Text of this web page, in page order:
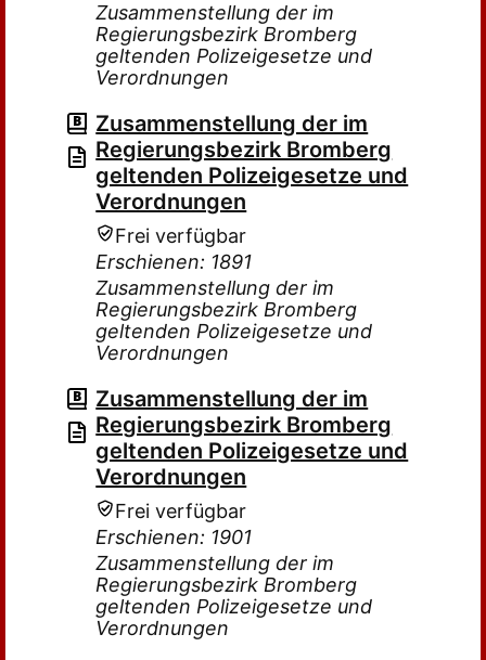
Zusammenstellung der im
Regierungsbezirk Bromberg
geltenden Polizeigesetze und
Verordnungen
Zusammenstellung der im
Regierungsbezirk Bromberg
geltenden Polizeigesetze und
Verordnungen
Frei verfügbar
Erschienen: 1891
Zusammenstellung der im
Regierungsbezirk Bromberg
geltenden Polizeigesetze und
Verordnungen
Zusammenstellung der im
Regierungsbezirk Bromberg
geltenden Polizeigesetze und
Verordnungen
Frei verfügbar
Erschienen: 1901
Zusammenstellung der im
Regierungsbezirk Bromberg
geltenden Polizeigesetze und
Verordnungen